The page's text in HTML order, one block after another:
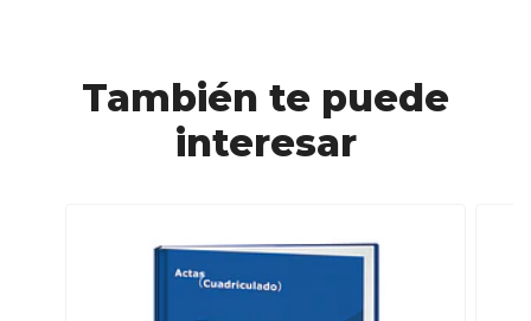
También te puede
interesar